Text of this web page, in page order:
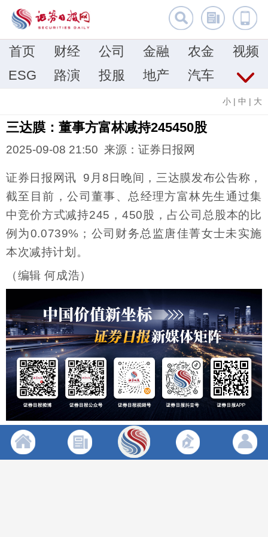
首页 财经 公司 金融 农金
视频
ESG
路演 投服 地产 汽车
小 | 中 | 大
三达膜：董事方富林减持245450股
2025-09-08 21:50 来源：证券日报网
证券日报网讯 9月8日晚间，三达膜发布公告称，
截至目前，公司董事、总经理方富林先生通过集
中竞价方式减持245，450股，占公司总股本的比
例为0.0739%；公司财务总监唐佳菁女士未实施
本次减持计划。
（编辑 何成浩）